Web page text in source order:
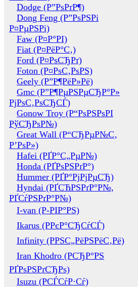
Dodge (Р”РѕРґР¶)
Dong Feng (Р”РѕРЅРі
Р¤РµРЅРі)
Faw (Р¤Р°РІ)
Fiat (Р¤РёР°С‚)
Ford (Р¤РѕСЂРґ)
Foton (Р¤РѕС‚РѕРЅ)
Geely (Р”Р¶РёР»Рё)
Gmc (Р”Р¶РµРЅРµСЂР°Р»
РјРѕС‚РѕСЂСЃ)
Gonow Troy (Р“РѕРЅРѕРІ
РўСЂРѕР№)
Great Wall (Р“СЂРµР№С‚
Р’РѕР»)
Hafei (РҐР°С„РµР№)
Honda (РҐРѕРЅРґР°)
Hummer (РҐР°РјРјРµСЂ)
Hyndai (РҐСЋРЅРґР°Р№,
РҐСѓРЅРґР°Р№)
I-van (Р-РІР°РЅ)
Ikarus (РРєР°СЂСѓСЃ)
Infinity (РРЅС„РёРЅРёС‚Рё)
Iran Khodro (РСЂР°РЅ
РҐРѕРЅРґСЂРѕ)
Isuzu (РСЃСѓР·Сѓ)